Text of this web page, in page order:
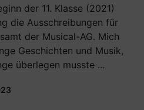
der 11. Klasse (2021)
die Ausschreibungen für
der Musical-AG. Mich
Geschichten und Musik,
überlegen musste ...